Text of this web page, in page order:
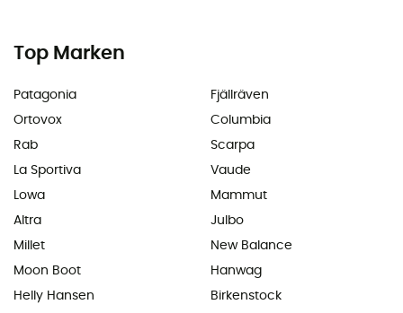
Top Marken
Patagonia
Ortovox
Rab
La Sportiva
Lowa
Altra
Millet
Moon Boot
Helly Hansen
Fjällräven
Columbia
Scarpa
Vaude
Mammut
Julbo
New Balance
Hanwag
Birkenstock